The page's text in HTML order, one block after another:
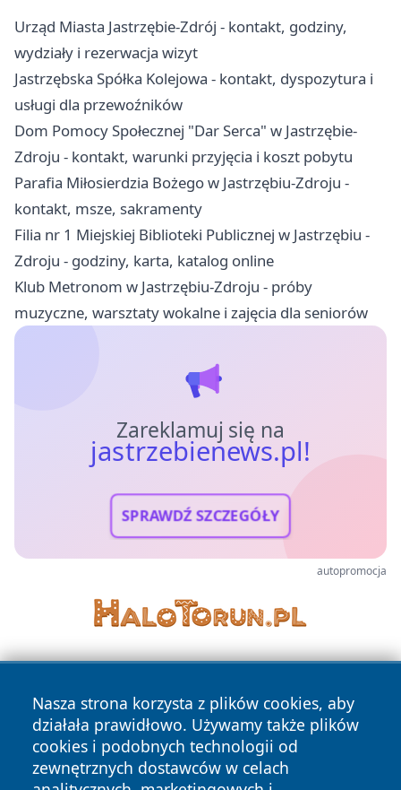
Urząd Miasta Jastrzębie-Zdrój - kontakt, godziny,
wydziały i rezerwacja wizyt
Jastrzębska Spółka Kolejowa - kontakt, dyspozytura i
usługi dla przewoźników
Dom Pomocy Społecznej "Dar Serca" w Jastrzębie-
Zdroju - kontakt, warunki przyjęcia i koszt pobytu
Parafia Miłosierdzia Bożego w Jastrzębiu-Zdroju -
kontakt, msze, sakramenty
Filia nr 1 Miejskiej Biblioteki Publicznej w Jastrzębiu -
Zdroju - godziny, karta, katalog online
Klub Metronom w Jastrzębiu-Zdroju - próby
muzyczne, warsztaty wokalne i zajęcia dla seniorów
Zareklamuj się na
jastrzebienews.pl!
SPRAWDŹ SZCZEGÓŁY
autopromocja
Nasza strona korzysta z plików cookies, aby
działała prawidłowo. Używamy także plików
cookies i podobnych technologii od
zewnętrznych dostawców w celach
Copyright © 2026 jastrzebienews.pl Wszystkie prawa